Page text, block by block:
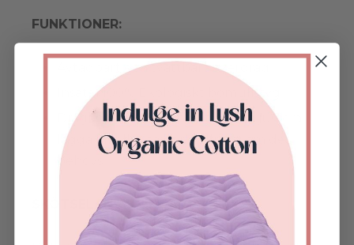
FUNKTIONER:
Avtagbart och tvättbart överdrag.
Insats i 100% Ekologiskt bomullstyg.
Dragkedja för att enkelt kunna justera,
lägga till eller ta bort fyllning om det
behövs.
SKÖTSELANVISNINGAR